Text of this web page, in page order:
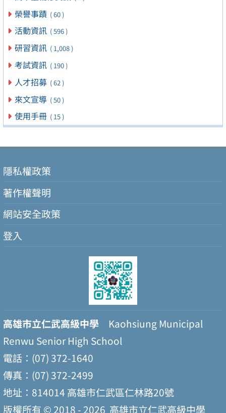
榮譽事蹟 ( 60 )
活動資訊 ( 596 )
研習資訊 ( 1,008 )
考試資訊 ( 190 )
人才招募 ( 62 )
來文宣導 ( 50 )
使用手冊 ( 15 )
隱私權政策
著作權聲明
網站安全政策
登入
高雄市立仁武高級中學 Kaohsiung Municipal
Renwu Senior High School
電話：(07) 372-1640
傳真：(07) 372-2499
地址：814014 高雄市仁武區仁林路20號
版權所有 © 2018 - 2026 高雄市立仁武高級中學